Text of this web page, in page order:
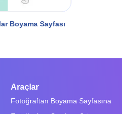
Boyama Sayfası
Araçlar
Fotoğraftan Boyama Sayfasına